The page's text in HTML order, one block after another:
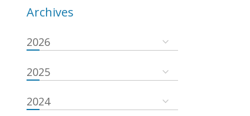
Archives
2026
2025
2024